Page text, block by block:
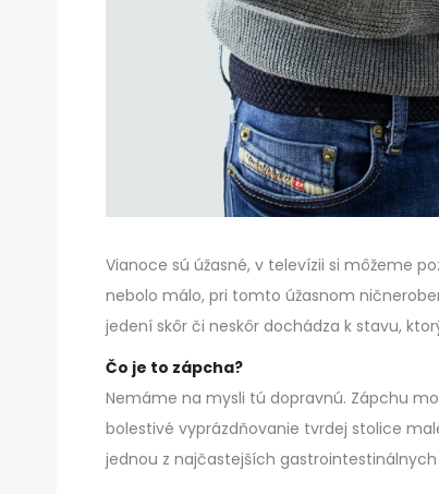
Vianoce sú úžasné, v televízii si môžeme
nebolo málo, pri tomto úžasnom
jedení skôr či neskôr dochádza k stavu,
Čo je to zápcha?
Nemáme na mysli tú dopravnú. Zápchu
bolestivé vyprázdňovanie tvrdej stolice
jednou z najčastejších